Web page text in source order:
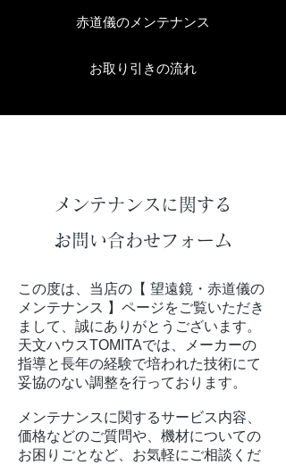
赤道儀のメンテナンス
お取り引きの流れ
メンテナンスに関する
お問い合わせフォーム
この度は、当店の【 望遠鏡・赤道儀の
メンテナンス 】ページをご覧いただき
まして、誠にありがとうございます。
天文ハウスTOMITAでは、メーカーの
指導と長年の経験で培われた技術にて
妥協のない調整を行っております。
メンテナンスに関するサービス内容、
価格などのご質問や、機材についての
お困りごとなど、お気軽にご相談くだ